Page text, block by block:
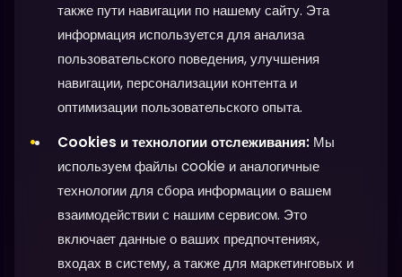
также пути навигации по нашему сайту. Эта
информация используется для анализа
пользовательского поведения, улучшения
навигации, персонализации контента и
оптимизации пользовательского опыта.
Cookies и технологии отслеживания: Мы
используем файлы cookie и аналогичные
технологии для сбора информации о вашем
взаимодействии с нашим сервисом. Это
включает данные о ваших предпочтениях,
входах в систему, а также для маркетинговых и